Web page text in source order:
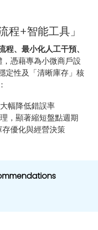
程+智能工具」
程、最小化人工干預、
憑藉專為小微商戶設
定性及「清晰庫存」核
幅降低錯誤率
，顯著縮短盤點週期
優化與經營決策